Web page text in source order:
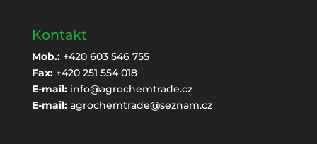
Kontakt
Mob.:+420 603 546 755
Fax:+420 251 554 018
E-mail: info@agrochemtrade.cz
E-mail: agrochemtrade@seznam.cz